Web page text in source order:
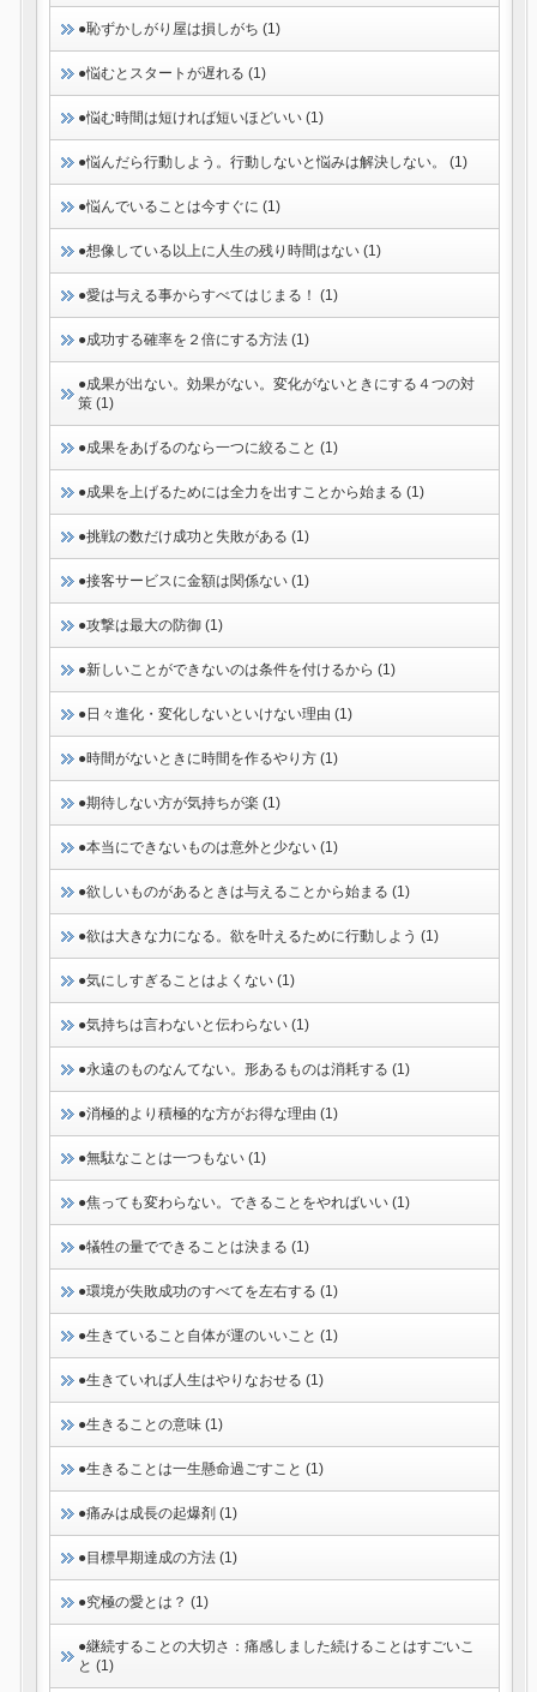
●恥ずかしがり屋は損しがち (1)
●悩むとスタートが遅れる (1)
●悩む時間は短ければ短いほどいい (1)
●悩んだら行動しよう。行動しないと悩みは解決しない。 (1)
●悩んでいることは今すぐに (1)
●想像している以上に人生の残り時間はない (1)
●愛は与える事からすべてはじまる！ (1)
●成功する確率を２倍にする方法 (1)
●成果が出ない。効果がない。変化がないときにする４つの対
策 (1)
●成果をあげるのなら一つに絞ること (1)
●成果を上げるためには全力を出すことから始まる (1)
●挑戦の数だけ成功と失敗がある (1)
●接客サービスに金額は関係ない (1)
●攻撃は最大の防御 (1)
●新しいことができないのは条件を付けるから (1)
●日々進化・変化しないといけない理由 (1)
●時間がないときに時間を作るやり方 (1)
●期待しない方が気持ちが楽 (1)
●本当にできないものは意外と少ない (1)
●欲しいものがあるときは与えることから始まる (1)
●欲は大きな力になる。欲を叶えるために行動しよう (1)
●気にしすぎることはよくない (1)
●気持ちは言わないと伝わらない (1)
●永遠のものなんてない。形あるものは消耗する (1)
●消極的より積極的な方がお得な理由 (1)
●無駄なことは一つもない (1)
●焦っても変わらない。できることをやればいい (1)
●犠牲の量でできることは決まる (1)
●環境が失敗成功のすべてを左右する (1)
●生きていること自体が運のいいこと (1)
●生きていれば人生はやりなおせる (1)
●生きることの意味 (1)
●生きることは一生懸命過ごすこと (1)
●痛みは成長の起爆剤 (1)
●目標早期達成の方法 (1)
●究極の愛とは？ (1)
●継続することの大切さ：痛感しました続けることはすごいこ
と (1)